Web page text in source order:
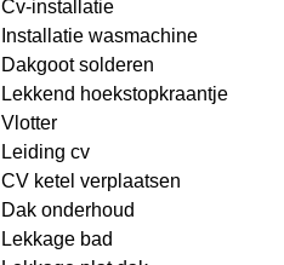
Cv-installatie
Installatie wasmachine
Dakgoot solderen
Lekkend hoekstopkraantje
Vlotter
Leiding cv
CV ketel verplaatsen
Dak onderhoud
Lekkage bad